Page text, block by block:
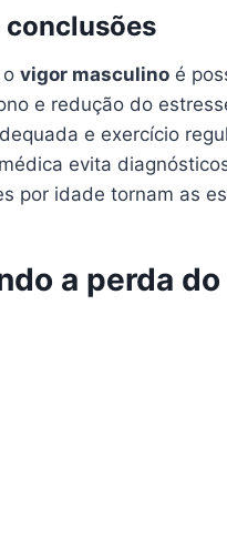
o vigor masculino é
e redução do
e exercício
evita
por idade tornam as
a perda